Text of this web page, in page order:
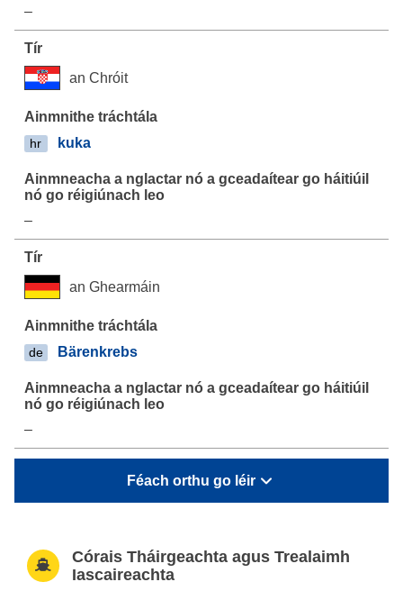
–
an Chróit
hr kuka
–
an Ghearmáin
de Bärenkrebs
–
Féach orthu go léir
Córais Tháirgeachta agus Trealaimh
Iascaireachta